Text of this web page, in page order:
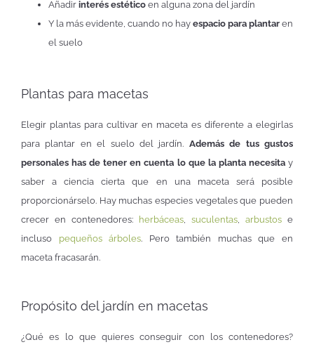
Añadir interés estético en alguna zona del jardín
Y la más evidente, cuando no hay espacio para plantar en
el suelo
Plantas para macetas
Elegir plantas para cultivar en maceta es diferente a elegirlas
para plantar en el suelo del jardín. Además de tus gustos
personales has de tener en cuenta lo que la planta necesitay
saber a ciencia cierta que en una maceta será posible
proporcionárselo. Hay muchas especies vegetales que pueden
crecer en contenedores:
herbáceas, suculentas, arbustos e
incluso pequeños árboles. Pero también muchas que en
maceta fracasarán.
Propósito del jardín en macetas
¿Qué es lo que quieres conseguir con los contenedores?